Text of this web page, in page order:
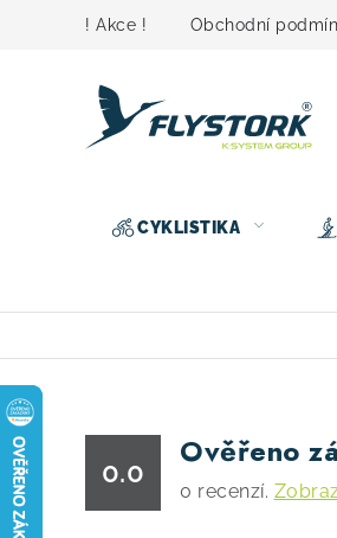
! Akce ! Obchodní
CYKLISTIKA
0.0
Ověřeno
0 recenzí.